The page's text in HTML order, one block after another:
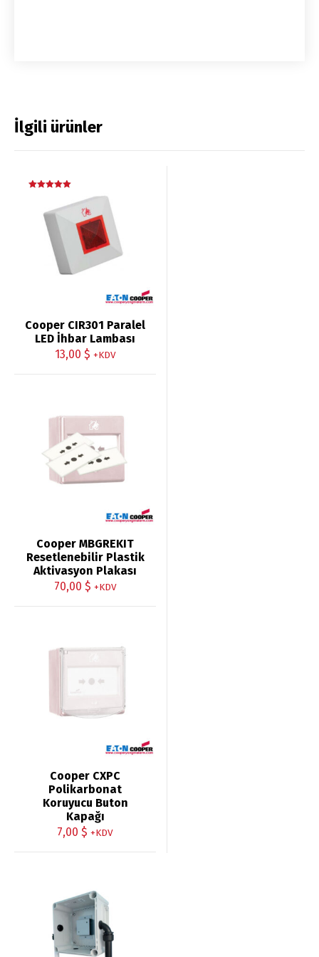
İlgili ürünler
oy aldı
Cooper CIR301 Paralel
LED İhbar Lambası
13,00 $ +KDV
Cooper MBGREKIT
Resetlenebilir Plastik
Aktivasyon Plakası
70,00 $ +KDV
Cooper CXPC
Polikarbonat
Koruyucu Buton
Kapağı
7,00 $ +KDV